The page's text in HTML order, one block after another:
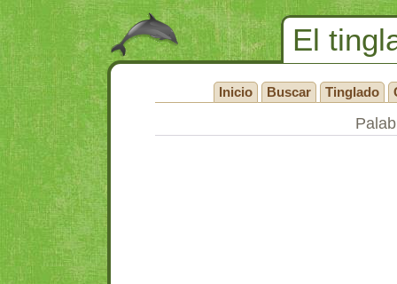
El
Inicio Buscar Tinglado